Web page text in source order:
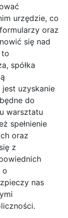
urzędzie, co
oraz
się nad
to
spółka
uzyskanie
do
warsztatu
spełnienie
oraz
z
o
nas